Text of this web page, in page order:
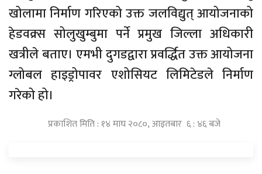
खोलामा निर्माण गरिएको उक्त जलविद्युत् आयोजनाको
हेडवक्र्स सोलुखुम्बुमा पर्ने प्रमुख जिल्ला अधिकारी
खत्रीले बताए। एमभी दुगडद्वारा प्रवर्द्धित उक्त आयोजना
ग्लोबल हाइड्रोपावर एशोसियट लिमिटेडले निर्माण
गरेको हो।
प्रकाशित मिति : १४ माघ २०८०, आइतबार ६ : ४६ बजे